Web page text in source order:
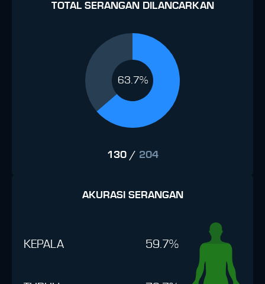
TOTAL SERANGAN DILANCARKAN
63.7%
130/ 204
AKURASI SERANGAN
KEPALA 59.7%